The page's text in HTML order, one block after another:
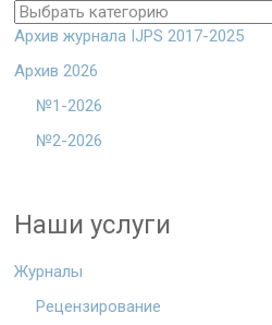
Архив журнала IJPS 2017-2025
Архив 2026
№1-2026
№2-2026
Наши услуги
Журналы
Рецензирование